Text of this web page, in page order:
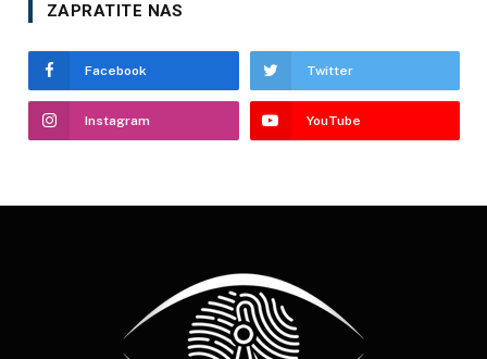
ZAPRATITE NAS
Facebook Twitter
Instagram YouTube